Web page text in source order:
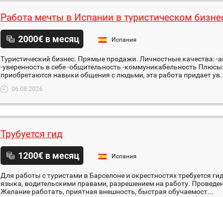
Работа мечты в Испании в туристическом
2000€ в месяц Испания
Туристический бизнес. Прямые продажи. Личностные качества: -
-уверенность в себе -общительность -коммуникабельность
приобретаются навыки общения с людьми, эта работа придает
06.08.2026
Трубуется гид
1200€ в месяц Испания
Для работы с туристами в Барселоне и окрестностях требуется
языка, водительскими правами, разрешением на работу.
Желание работать, приятная внешность, быстрая обучаемост...